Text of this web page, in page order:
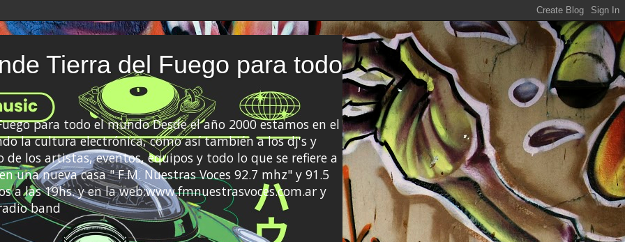
Tierra del Fuego para todo
para todo el mundo Desde el año 2000 estamos en el
la cultura electrónica, como así también a los dj's y
los artistas, eventos, equipos y todo lo que se refiere a
una nueva casa " F.M. Nuestras Voces 92.7 mhz" y 91.5
a las 19hs. y en la web:www.fmnuestrasvoces.com.ar y
band